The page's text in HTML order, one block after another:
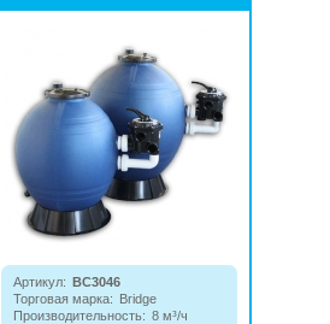
Артикул: BC3046
Торговая марка: Bridge
Производительность: 8 м³/ч